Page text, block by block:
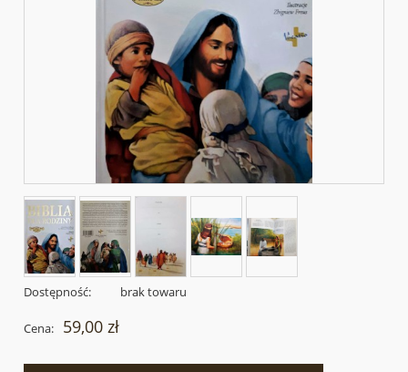
Dostępność: brak towaru
Cena: 59,00 zł